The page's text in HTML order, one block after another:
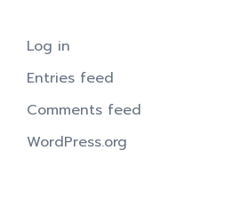
Log in
Entries feed
Comments feed
WordPress.org